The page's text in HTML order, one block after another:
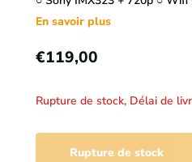
En savoir plus
€119,00
Rupture de stock, Délai de
Rupture de stock